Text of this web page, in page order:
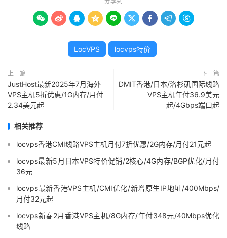
        
LocVPS locvps特价
上一篇
JustHost最新2025年7月海外
VPS主机5折优惠/1G内存/月付
2.34美元起
下一篇
DMIT香港/日本/洛杉矶国际线路
VPS主机年付36.9美元
起/4Gbps端口起
相关推荐
locvps香港CMI线路VPS主机月付7折优惠/2G内存/月付21元起
locvps最新5月日本VPS特价促销/2核心/4G内存/BGP优化/月付
36元
locvps最新香港VPS主机/CMI优化/新增原生IP地址/400Mbps/
月付32元起
locvps新春2月香港VPS主机/8G内存/年付348元/40Mbps优化
线路